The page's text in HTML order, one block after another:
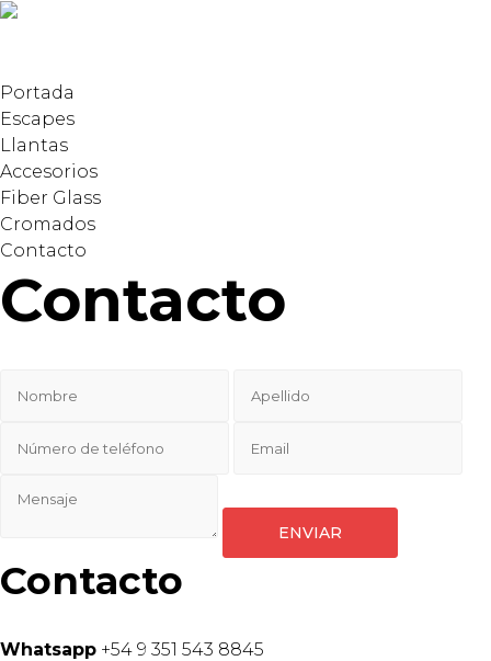
Portada
Escapes
Llantas
Accesorios
Fiber Glass
Cromados
Contacto
Contacto
Contacto
Whatsapp +54 9 351 543 8845